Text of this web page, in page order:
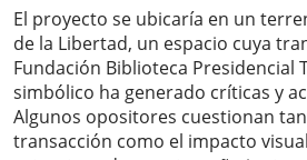
El proyecto se ubicaría en un
de la Libertad, un espacio cuya
Fundación Biblioteca Presidencial
simbólico ha generado críticas y
Algunos opositores cuestionan
transacción como el impacto